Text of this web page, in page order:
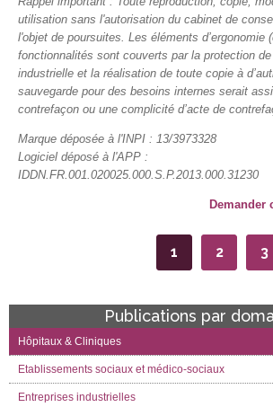
utilisation sans l'autorisation du cabinet de
l'objet de poursuites. Les éléments d’ergonomie
fonctionnalités sont couverts par la protection
industrielle et la réalisation de toute copie à
sauvegarde pour des besoins internes serait
contrefaçon ou une complicité d’acte de
Marque déposée à l'INPI : 13/3973328
Logiciel déposé à l'APP :
IDDN.FR.001.020025.000.S.P.2013.000.31230
Demander
1 2 3
Publications par
Hôpitaux & Cliniques
Etablissements sociaux et médico-sociaux
Entreprises industrielles